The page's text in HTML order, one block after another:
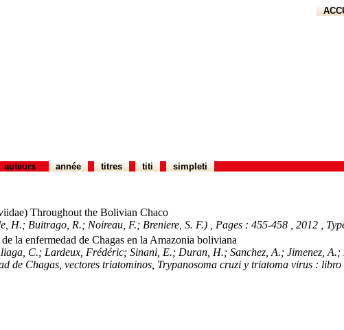
auteurs année titres titi simpleti
Throughout the Bolivian Chaco
H.; Buitrago, R.; Noireau, F.; Breniere, S. F.)
, Pages : 455-458 , 2012
,
la enfermedad de Chagas en la Amazonia boliviana
C.; Lardeux, Frédéric; Sinani, E.; Duran, H.; Sanchez, A.; Jimenez,
de Chagas, vectores triatominos, Trypanosoma cruzi y triatoma virus : libro